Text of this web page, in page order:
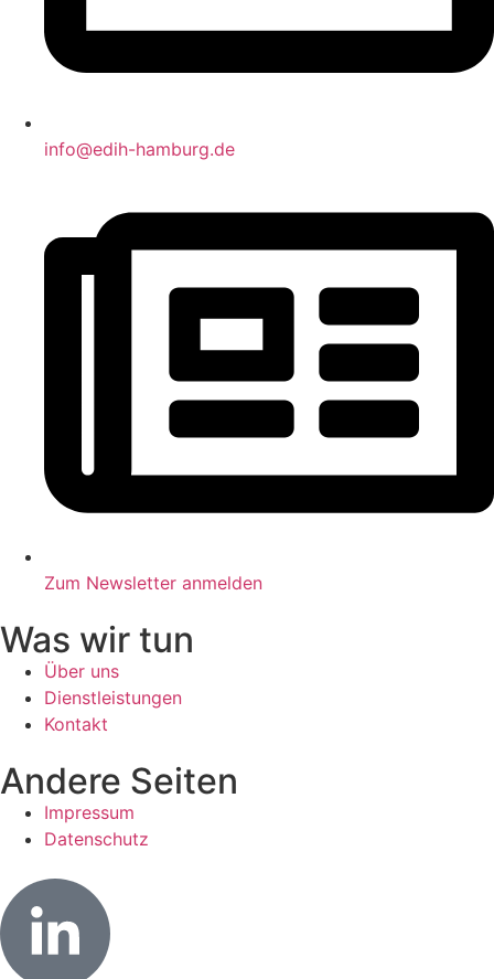
info@edih-hamburg.de
Zum Newsletter anmelden
Was wir tun
Über uns
Dienstleistungen
Kontakt
Andere Seiten
Impressum
Datenschutz